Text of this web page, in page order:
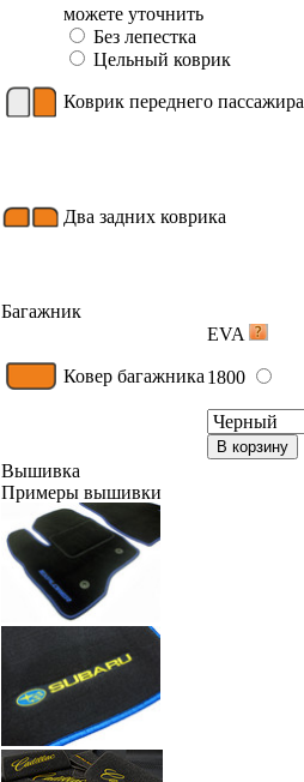
можете уточнить
Без лепестка
Цельный коврик
Коврик переднего пассажира
Два задних коврика
Багажник
EVA
Ковер багажника 1800
В корзину
Вышивка
Примеры вышивки